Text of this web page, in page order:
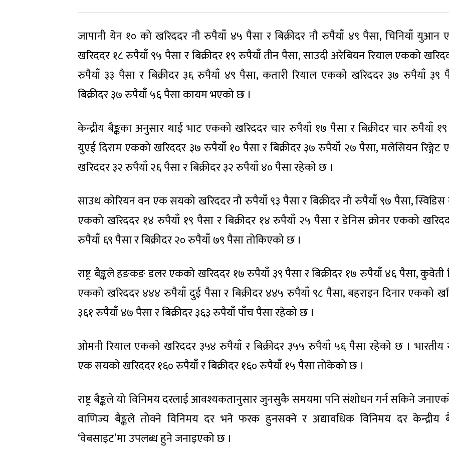
जापानी येन १० को खरिददर नौ रुपैयाँ ४५ पैसा र बिक्रीदर नौ रुपैयाँ ४९ पैसा, चिनियाँ युआन
खरिददर १८ रुपैयाँ ९५ पैसा र बिक्रीदर १९ रुपैयाँ तीन पैसा, साउदी अरेबियन रियाल एकको
रुपैयाँ ३३ पैसा र बिक्रीदर ३६ रुपैयाँ ४९ पैसा, कतारी रियाल एकको खरिददर ३७ रुपैयाँ ३९
बिक्रीदर ३७ रुपैयाँ ५६ पैसा कायम भएको छ ।
केन्द्रीय बैङ्कका अनुसार थाई भाट एकको खरिददर चार रुपैयाँ १७ पैसा र बिक्रीदर चार रुपैयाँ
युएई दिराम एकको खरिददर ३७ रुपैयाँ १० पैसा र बिक्रीदर ३७ रुपैयाँ २७ पैसा, मलेसियन रिङ्गेट
खरिददर ३२ रुपैयाँ २६ पैसा र बिक्रीदर ३२ रुपैयाँ ४० पैसा रहेको छ ।
साउथ कोरियन वन एक सयको खरिददर नौ रुपैयाँ ९३ पैसा र बिक्रीदर नौ रुपैयाँ ९७ पैसा, स्विडिस
एकको खरिददर १४ रुपैयाँ १९ पैसा र बिक्रीदर १४ रुपैयाँ २५ पैसा र डेनिस क्रोनर एकको
रुपैयाँ ६९ पैसा र बिक्रीदर २० रुपैयाँ ७९ पैसा तोकिएको छ ।
राष्ट्र बैङ्कले हङकङ डलर एकको खरिददर १७ रुपैयाँ ३९ पैसा र बिक्रीदर १७ रुपैयाँ ४६ पैसा, कुवेती
एकको खरिददर ४४४ रुपैयाँ दुई पैसा र बिक्रीदर ४४५ रुपैयाँ ९८ पैसा, बहराइन दिनार एकको
३६१ रुपैयाँ ४७ पैसा र बिक्रीदर ३६३ रुपैयाँ पाँच पैसा रहेको छ ।
ओमनी रियाल एकको खरिददर ३५४ रुपैयाँ र बिक्रीदर ३५५ रुपैयाँ ५६ पैसा रहेको छ । भारतीय
एक सयको खरिददर १६० रुपैयाँ र बिक्रीदर १६० रुपैयाँ १५ पैसा तोकेको छ ।
राष्ट्र बैङ्कले यो विनिमय दरलाई आवश्यकतानुसार जुनसुकै समयमा पनि संशोधन गर्न सकिने
वाणिज्य बैङ्कले तोक्ने विनिमय दर भने फरक हुनसक्ने र अद्यावधिक विनिमय दर केन्द्रीय
‘वेबसाइट’मा उपलब्ध हुने जनाइएको छ ।